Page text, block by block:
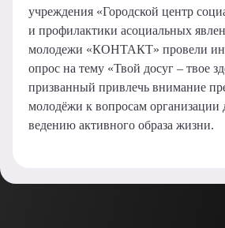
учреждения «Городской центр
и профилактики асоциальных
молодежи «КОНТАКТ» провели
опрос на тему «Твой досуг – твое
призванный привлечь внимание
молодёжи к вопросам организации
ведению активного образа жизни.